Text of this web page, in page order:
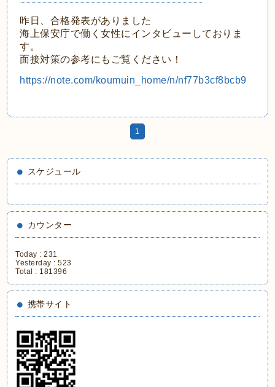
昨日、合格発表がありました
海上保安庁で働く女性にインタビューしておりま
す。
面接対策の参考にもご覧ください！
https://note.com/koumuin_home/n/nf77b3cf8bcb9
1
スケジュール
カウンター
Today :231
Yesterday :523
Total : 181396
携帯サイト